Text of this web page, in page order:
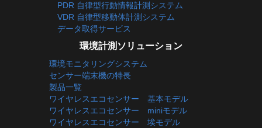
PDR 自律型行動情報計測システム
VDR 自律型移動体計測システム
データ取得サービス
環境計測ソリューション
環境モニタリングシステム
センサー端末機の特長
製品一覧
ワイヤレスエコセンサー 基本モデル
ワイヤレスエコセンサー miniモデル
ワイヤレスエコセンサー 埃モデル